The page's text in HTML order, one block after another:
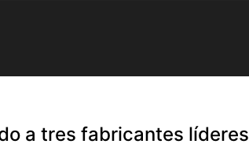
a tres fabricantes líderes